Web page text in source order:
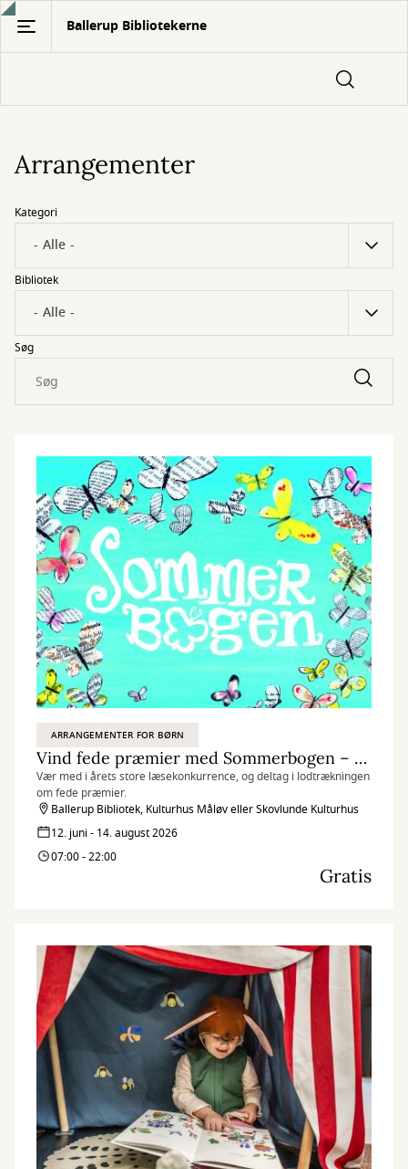
Gå
hovedindhold
Ballerup Bibliotekerne
Arrangementer
Kategori
Bibliotek
Søg
ARRANGEMENTER FOR BØRN
Vind fede præmier med Sommerbogen – den store læsekonkurrence for børn og forældre
Vær med i årets store læsekonkurrence, og deltag i lodtrækningen
om fede præmier.
Ballerup Bibliotek, Kulturhus Måløv eller Skovlunde Kulturhus
12. juni - 14. august 2026
07:00 - 22:00
Gratis